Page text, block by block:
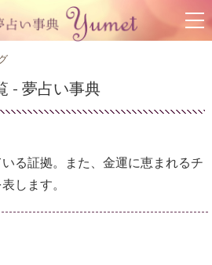
- 夢占い事典
る証拠。また、金運に恵まれるチ
します。